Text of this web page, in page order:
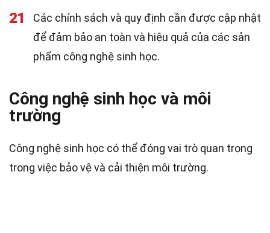
21
Các chính sách và quy định cần được cập nhật
để đảm bảo an toàn và hiệu quả của các sản
phẩm công nghệ sinh học.
Công nghệ sinh học và môi
trường
Công nghệ sinh học có thể đóng vai trò quan trọng
trong việc bảo vệ và cải thiện môi trường.